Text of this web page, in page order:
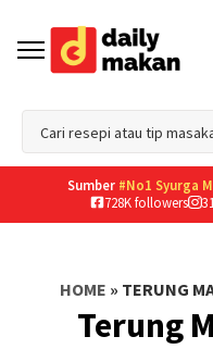
Sumber #No1 Syurga
728K followers
HOME » TERUNG
Terung